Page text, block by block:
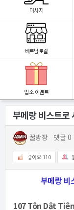
마사지
베트남로컬
업소 이벤트
부메랑 비스트로
꿀방장 댓글 0
좋아요 110
부메랑 비
107 Tôn Dật